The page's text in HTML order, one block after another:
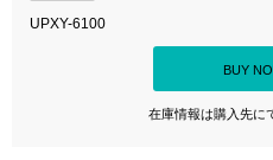
UPXY-6100
BUY
在庫情報は購入先に